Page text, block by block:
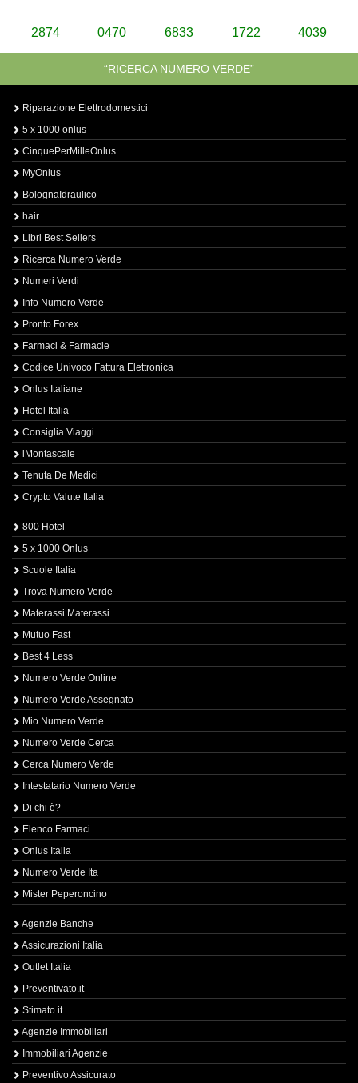
2874 0470 6833 1722 4039
“RICERCA NUMERO VERDE”
Riparazione Elettrodomestici
5 x 1000 onlus
CinquePerMilleOnlus
MyOnlus
BolognaIdraulico
hair
Libri Best Sellers
Ricerca Numero Verde
Numeri Verdi
Info Numero Verde
Pronto Forex
Farmaci & Farmacie
Codice Univoco Fattura Elettronica
Onlus Italiane
Hotel Italia
Consiglia Viaggi
iMontascale
Tenuta De Medici
Crypto Valute Italia
800 Hotel
5 x 1000 Onlus
Scuole Italia
Trova Numero Verde
Materassi Materassi
Mutuo Fast
Best 4 Less
Numero Verde Online
Numero Verde Assegnato
Mio Numero Verde
Numero Verde Cerca
Cerca Numero Verde
Intestatario Numero Verde
Di chi è?
Elenco Farmaci
Onlus Italia
Numero Verde Ita
Mister Peperoncino
Agenzie Banche
Assicurazioni Italia
Outlet Italia
Preventivato.it
Stimato.it
Agenzie Immobiliari
Immobiliari Agenzie
Preventivo Assicurato